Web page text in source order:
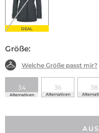
DEAL
Größe:
Welche Größe passt mir?
34
Alternativen
36
Alternativen
38